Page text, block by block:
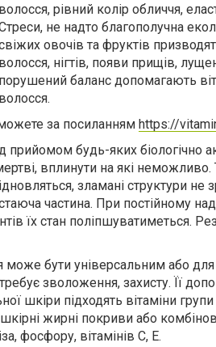
волосся, рівний колір обличчя,
не надто благополучна
овочів та фруктів
волосся, нігтів, появи прищів,
порушений баланс допомагають
волосся.
за посиланням https://
будь-яких біологічно
вплинути на які
зламані структури не
частина. При постійному
їх стан поліпшуватиметься.
може бути універсальним або для
зволоження, захисту. Її
шкіри підходять вітаміни
жирні покриви або
фосфору, вітамінів С, Е.